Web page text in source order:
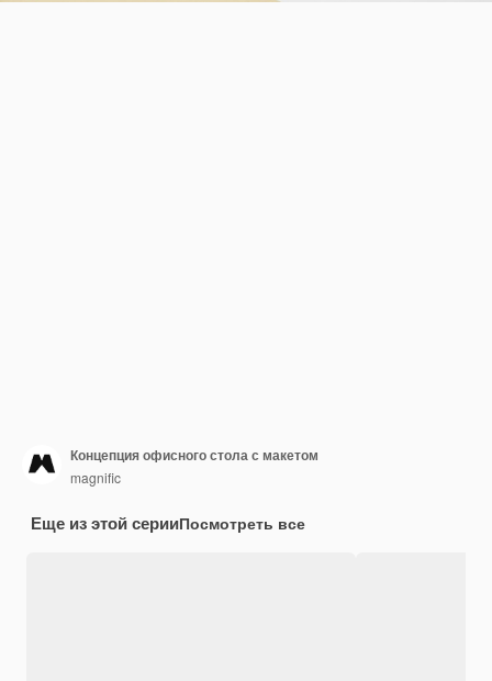
Концепция офисного стола с макетом
magnific
Еще из этой серииПосмотреть все